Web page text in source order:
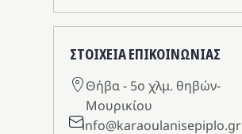
ΣΤΟΙΧΕΙΑ ΕΠΙΚΟΙΝΩΝΙΑΣ
Θήβα - 5o χλμ. θηβών-
Μουρικίου
info@karaoulanisepiplo.gr